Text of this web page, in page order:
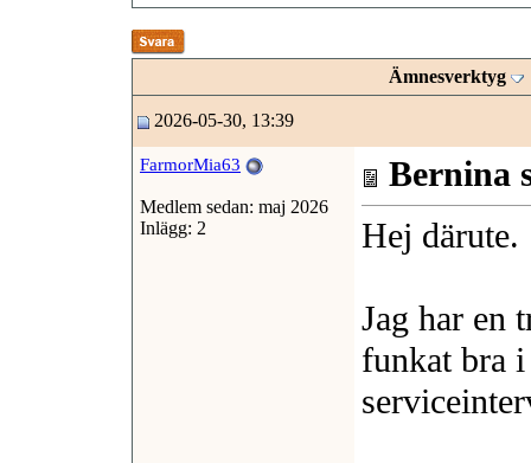
Ämnesverktyg
2026-05-30, 13:39
FarmorMia63
Medlem sedan: maj 2026
Inlägg: 2
Bernina
Hej därute.
Jag har en
funkat bra i